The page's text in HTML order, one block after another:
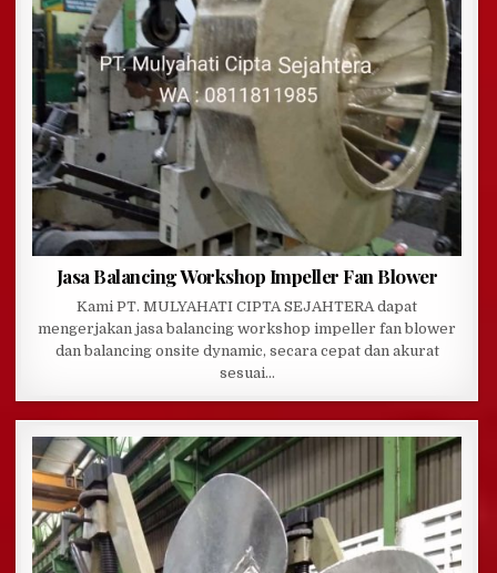
Jasa Balancing Workshop Impeller Fan Blower
Kami PT. MULYAHATI CIPTA SEJAHTERA dapat
mengerjakan jasa balancing workshop impeller fan blower
dan balancing onsite dynamic, secara cepat dan akurat
sesuai…